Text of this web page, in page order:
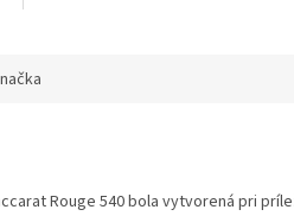
Rouge 540 bola vytvorená pri